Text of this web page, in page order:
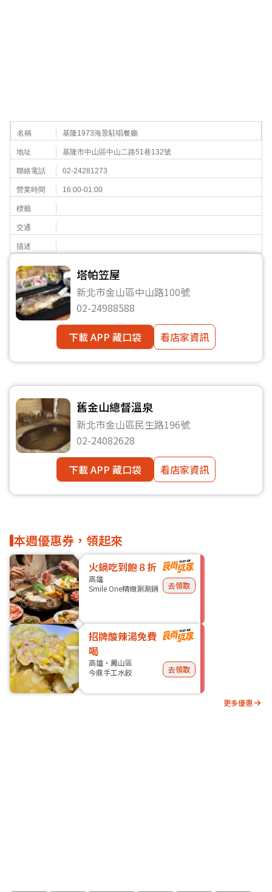
名稱 基隆1973海景駐唱餐廳
地址 基隆市中山區中山二路51巷132號
聯絡電話 02-24281273
營業時間 16:00-01:00
標籤
交通
描述
塔帕笠屋
新北市金山區中山路100號
02-24988588
下載 APP 藏口袋
看店家資訊
舊金山總督溫泉
新北市金山區民生路196號
02-24082628
下載 APP 藏口袋
看店家資訊
本週優惠券，領起來
火鍋吃到飽８折
高雄
Smile One精緻涮涮鍋
去領取
招牌酸辣湯免費
喝
高雄・鳳山區
今鼎手工水餃
去領取
更多優惠